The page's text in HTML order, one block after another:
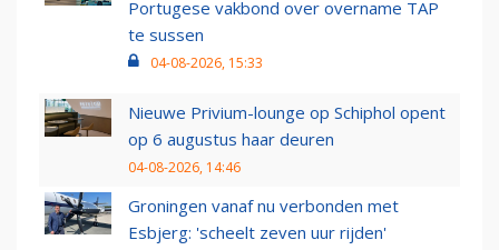
Portugese vakbond over overname TAP
te sussen
04-08-2026, 15:33
Nieuwe Privium-lounge op Schiphol opent
op 6 augustus haar deuren
04-08-2026, 14:46
Groningen vanaf nu verbonden met
Esbjerg: 'scheelt zeven uur rijden'